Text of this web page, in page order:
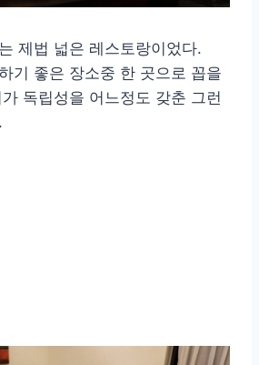
제법 넓은 레스토랑이었다.
기 좋은 장소중 한 곳으로 꼽을
독립성을 어느정도 갖춘 그런